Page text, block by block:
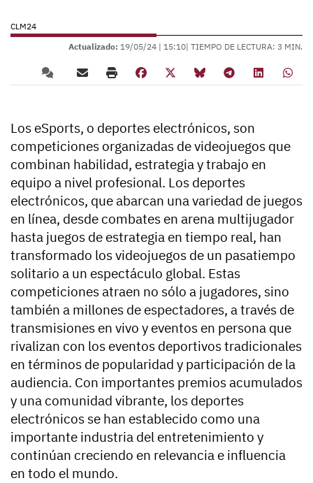
CLM24
Actualizado: 19/05/24 | 15:10| TIEMPO DE LECTURA: 3 MIN.
Los eSports, o deportes electrónicos, son
competiciones organizadas de videojuegos que
combinan habilidad, estrategia y trabajo en
equipo a nivel profesional. Los deportes
electrónicos, que abarcan una variedad de juegos
en línea, desde combates en arena multijugador
hasta juegos de estrategia en tiempo real, han
transformado los videojuegos de un pasatiempo
solitario a un espectáculo global. Estas
competiciones atraen no sólo a jugadores, sino
también a millones de espectadores, a través de
transmisiones en vivo y eventos en persona que
rivalizan con los eventos deportivos tradicionales
en términos de popularidad y participación de la
audiencia. Con importantes premios acumulados
y una comunidad vibrante, los deportes
electrónicos se han establecido como una
importante industria del entretenimiento y
continúan creciendo en relevancia e influencia
en todo el mundo.